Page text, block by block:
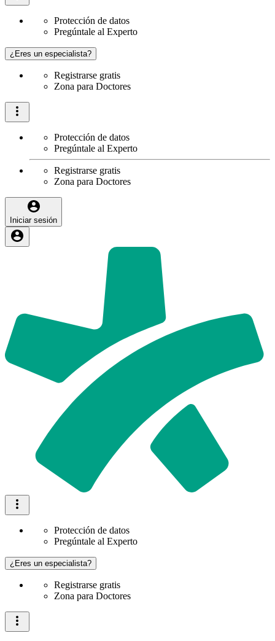
Protección de datos
Pregúntale al Experto
¿Eres un especialista?
Registrarse gratis
Zona para Doctores
Protección de datos
Pregúntale al Experto
Registrarse gratis
Zona para Doctores
Iniciar sesión
Protección de datos
Pregúntale al Experto
¿Eres un especialista?
Registrarse gratis
Zona para Doctores